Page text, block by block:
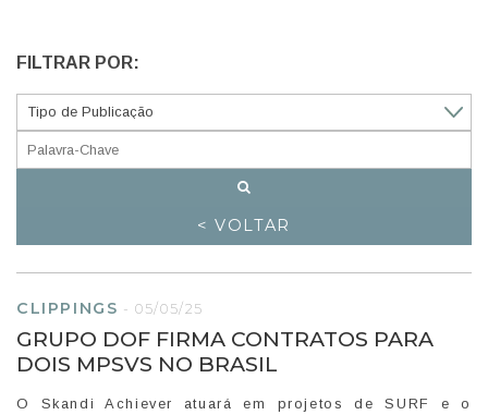
FILTRAR POR:
< VOLTAR
CLIPPINGS -05/05/25
GRUPO DOF FIRMA CONTRATOS PARA
DOIS MPSVS NO BRASIL
O Skandi Achiever atuará em projetos de SURF e o